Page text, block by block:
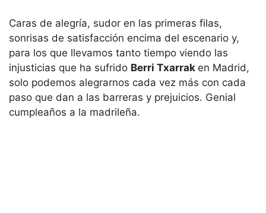
Caras de alegría, sudor en las primeras filas,
sonrisas de satisfacción encima del escenario y,
para los que llevamos tanto tiempo viendo las
injusticias que ha sufrido Berri Txarrak en Madrid,
solo podemos alegrarnos cada vez más con cada
paso que dan a las barreras y prejuicios. Genial
cumpleaños a la madrileña.